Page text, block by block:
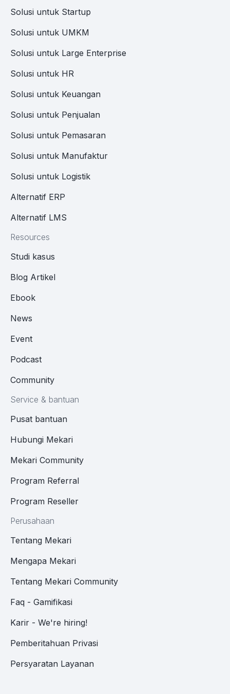
Solusi untuk Startup
Solusi untuk UMKM
Solusi untuk Large Enterprise
Solusi untuk HR
Solusi untuk Keuangan
Solusi untuk Penjualan
Solusi untuk Pemasaran
Solusi untuk Manufaktur
Solusi untuk Logistik
Alternatif ERP
Alternatif LMS
Resources
Studi kasus
Blog Artikel
Ebook
News
Event
Podcast
Community
Service & bantuan
Pusat bantuan
Hubungi Mekari
Mekari Community
Program Referral
Program Reseller
Perusahaan
Tentang Mekari
Mengapa Mekari
Tentang Mekari Community
Faq - Gamifikasi
Karir - We're hiring!
Pemberitahuan Privasi
Persyaratan Layanan